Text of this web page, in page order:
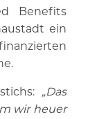
Benefits
ein
„Das
wir heuer